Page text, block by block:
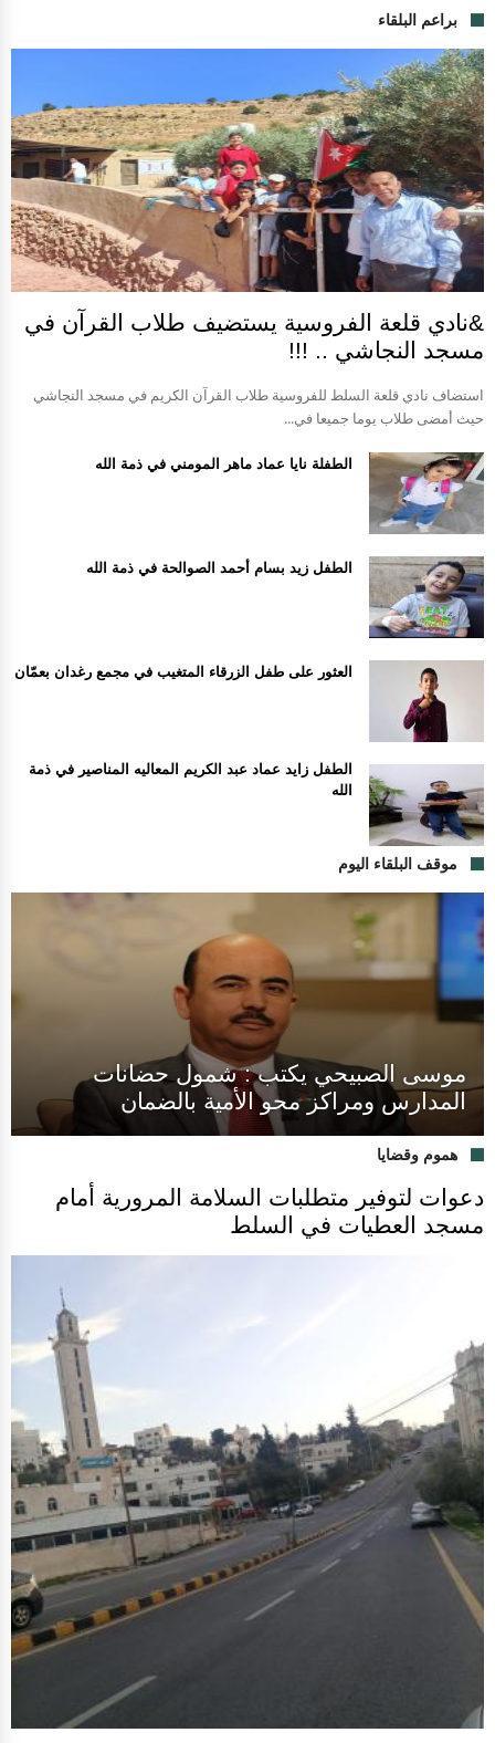
براعم البلقاء
&نادي قلعة الفروسية يستضيف طلاب القرآن في
مسجد النجاشي .. !!!
استضاف نادي قلعة السلط للفروسية طلاب القرآن الكريم في مسجد النجاشي
حيث أمضى طلاب يوما جميعا في...
الطفلة نايا عماد ماهر المومني في ذمة الله
الطفل زيد بسام أحمد الصوالحة في ذمة الله
العثور على طفل الزرقاء المتغيب في مجمع رغدان بعمّان
الطفل زايد عماد عبد الكريم المعاليه المناصير في ذمة
الله
موقف البلقاء اليوم
موسى الصبيحي يكتب : شمول حضانات
المدارس ومراكز محو الأمية بالضمان
هموم وقضايا
دعوات لتوفير متطلبات السلامة المرورية أمام
مسجد العطيات في السلط